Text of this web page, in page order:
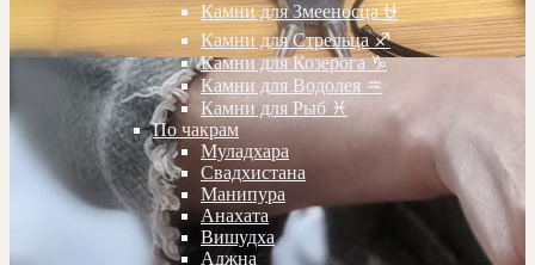
Камни для Змееносца ⛎
Камни для Стрельца ♐️
Камни для Козерога ♑️
Камни для Водолея ♒️
Камни для Рыб ♓️
По чакрам
Муладхара
Свадхистана
Манипура
Анахата
Вишудха
Аджна